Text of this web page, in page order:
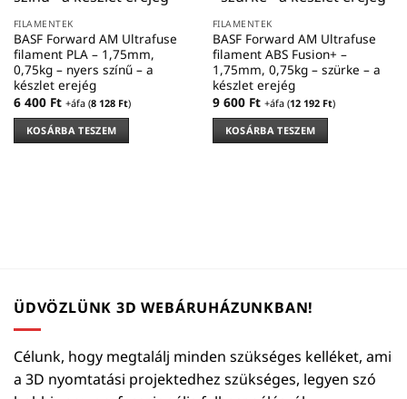
FILAMENTEK
BASF Forward AM Ultrafuse
filament PLA – 1,75mm,
0,75kg – nyers színű – a
készlet erejég
6 400 Ft +áfa (8 128 Ft)
KOSÁRBA TESZEM
FILAMENTEK
BASF Forward AM Ultrafuse
filament ABS Fusion+ –
1,75mm, 0,75kg – szürke – a
készlet erejég
9 600 Ft +áfa (12 192 Ft)
KOSÁRBA TESZEM
ÜDVÖZLÜNK 3D WEBÁRUHÁZUNKBAN!
Célunk, hogy megtalálj minden szükséges kelléket, ami
a 3D nyomtatási projektedhez szükséges, legyen szó